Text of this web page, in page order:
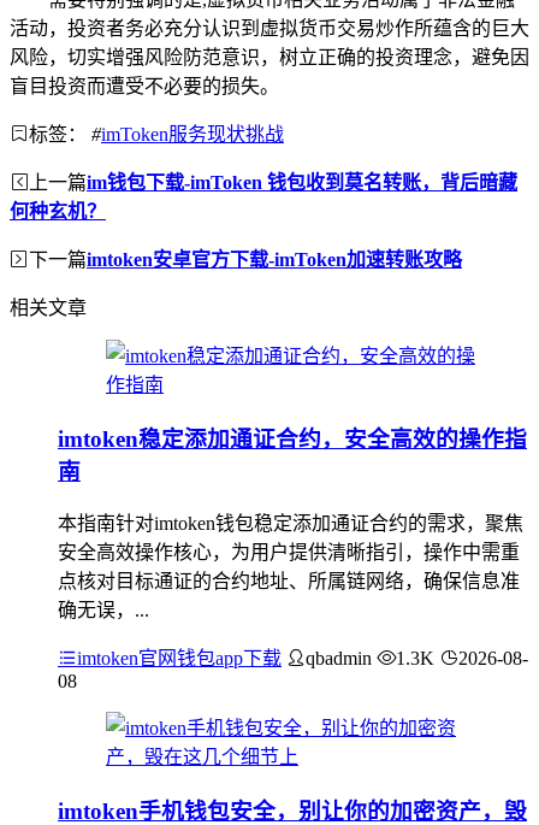
活动，投资者务必充分认识到虚拟货币交易炒作所蕴含的巨大
风险，切实增强风险防范意识，树立正确的投资理念，避免因
盲目投资而遭受不必要的损失。
标签： #imToken服务现状挑战
上一篇im钱包下载-imToken 钱包收到莫名转账，背后暗藏
何种玄机？
下一篇imtoken安卓官方下载-imToken加速转账攻略
相关文章
imtoken稳定添加通证合约，安全高效的操作指
南
本指南针对imtoken钱包稳定添加通证合约的需求，聚焦
安全高效操作核心，为用户提供清晰指引，操作中需重
点核对目标通证的合约地址、所属链网络，确保信息准
确无误，...
imtoken官网钱包app下载 qbadmin 1.3K
2026-08-
08
imtoken手机钱包安全，别让你的加密资产，毁